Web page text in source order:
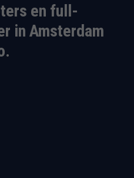
en full-
in Amsterdam